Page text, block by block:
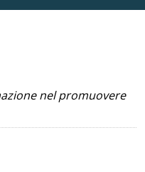
nel promuovere